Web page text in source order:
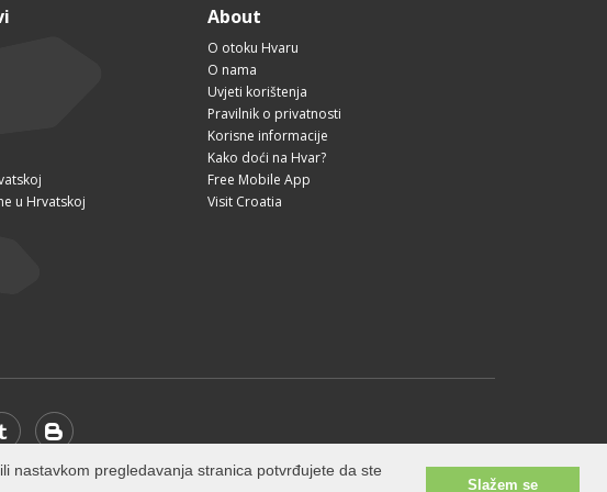
ili nastavkom pregledavanja stranica potvrđujete da ste
Slažem se
u Hrvatskoj
About
O otoku Hvaru
O nama
Uvjeti korištenja
Pravilnik o privatnosti
Korisne informacije
Kako doći na Hvar?
Free Mobile App
Visit Croatia